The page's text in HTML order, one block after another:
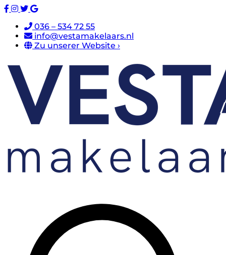
036 – 534 72 55
info@vestamakelaars.nl
Zu unserer Website ›